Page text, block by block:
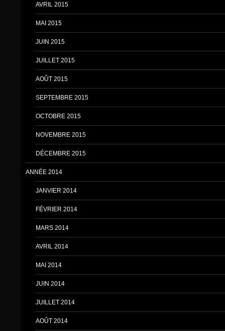
AVRIL 2015
MAI 2015
JUIN 2015
JUILLET 2015
AOÛT 2015
SEPTEMBRE 2015
OCTOBRE 2015
NOVEMBRE 2015
DÉCEMBRE 2015
ANNÉE 2014
JANVIER 2014
FÉVRIER 2014
MARS 2014
AVRIL 2014
MAI 2014
JUIN 2014
JUILLET 2014
AOÛT 2014